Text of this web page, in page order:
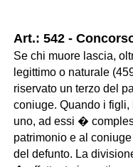
Art.: 542 -
Se chi muore lascia,
legittimo o naturale
riservato un terzo del
coniuge. Quando i
uno, ad essi �
patrimonio e al
del defunto. La